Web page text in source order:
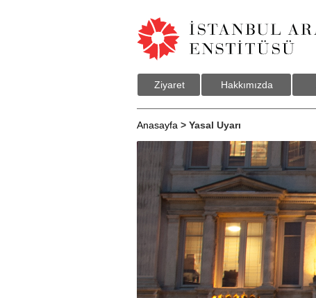
Ziyaret Hakkımızda
Anasayfa > Yasal Uyarı